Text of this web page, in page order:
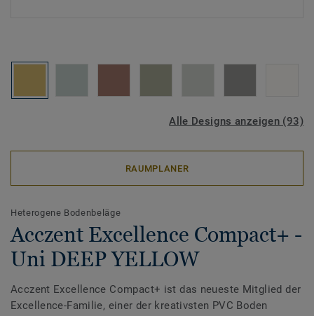
Alle Designs anzeigen (93)
RAUMPLANER
Heterogene Bodenbeläge
Acczent Excellence Compact+ -
Uni DEEP YELLOW
Acczent Excellence Compact+ ist das neueste Mitglied der
Excellence-Familie, einer der kreativsten PVC Boden